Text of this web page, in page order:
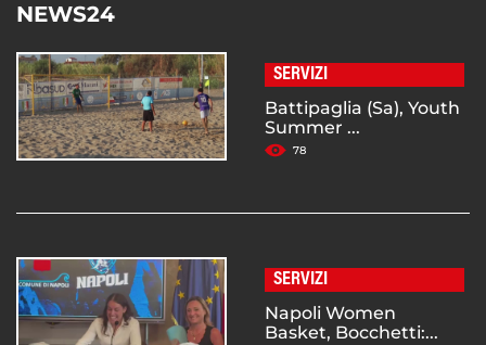
NEWS24
SERVIZI
Battipaglia (Sa), Youth
Summer ...
78
SERVIZI
Napoli Women
Basket, Bocchetti:...